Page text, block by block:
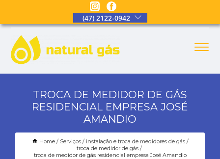
(47) 2122-0942
TROCA DE MEDIDOR DE GÁS
RESIDENCIAL EMPRESA JOSÉ
AMANDIO
Home Serviços
instalação e troca de medidores de gás
troca de medidor de gás
troca de medidor de gás residencial empresa José Amandio